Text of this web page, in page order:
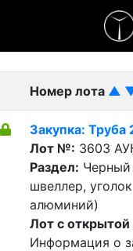
-
Номер лота ▲
Закупка: Труба
Лот №: 3603
Раздел: Черный
швеллер,
алюминий)
Лот с открытой
Информация о